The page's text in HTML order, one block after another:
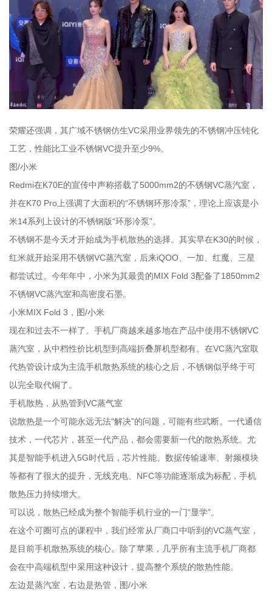
荣耀还强调，其广域不锈钢仿生VC采用业界领先的不锈钢冲压钝化
工艺，性能比工业不锈钢VC提升至少9%。
图/小米
Redmi在K70E的宣传中声称搭载了5000mm2的不锈钢VC蒸汽室，
并在K70 Pro上强调了大面积的“不锈钢环形冷泵”，理论上应该是小
米14系列上设计的不锈钢版“环形冷泵”。
不锈钢不是今天才开始成为手机散热的选择。其实早在K30的时候，
红米就开始采用不锈钢VC蒸汽室，后来iQOO、一加、红魔、三星
都尝试过。今年年中，小米为其最贵的MIX Fold 3配备了1850mm2
不锈钢VC蒸汽室和高密度石墨。
小米MIX Fold 3，图/小米
现在和过去不一样了。手机厂商越来越多地在产品中使用不锈钢VC
蒸汽室，从中档性价比机型到高端折叠屏机型都有。在VC蒸汽室取
代热管设计成为主流手机散热系统的核心之后，不锈钢似乎终于可
以完全取代铜了。
手机散热，从热管到VC蒸气室
说散热是一个可能永远无法“解决”的问题，可能有些武断。一代通信
技术，一代芯片，甚至一代产品，都会需要新一代的散热系统。尤
其是智能手机进入5G时代后，芯片性能、数据传输速率、射频模块
等都有了很大的提升，无线充电、NFC等功能逐渐成为标配，手机
散热压力持续增大。
可以说，散热已经成为整个智能手机行业的一门“显学”。
在这个可圈可点的课程中，我们经常从厂商口中听到的VC蒸气室，
是目前手机散热系统的核心。除了苹果，几乎所有主流手机厂商都
会在中高端机型中采用这种设计，提高整个系统的散热性能。
左边是蒸汽室，右边是热管，图/小米